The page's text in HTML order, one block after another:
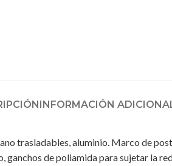
INFORMACIÓN
trasladables, aluminio. Marco de
de poliamida para sujetar la